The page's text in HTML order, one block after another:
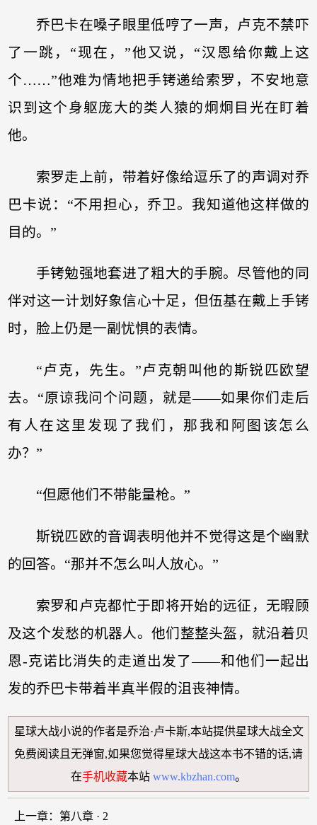
乔巴卡在嗓子眼里低哼了一声，卢克不禁吓
了一跳，“现在，”他又说，“汉恩给你戴上这
个……”他难为情地把手铐递给索罗，不安地意
识到这个身躯庞大的类人猿的炯炯目光在盯着
他。
索罗走上前，带着好像给逗乐了的声调对乔
巴卡说：“不用担心，乔卫。我知道他这样做的
目的。”
手铐勉强地套进了粗大的手腕。尽管他的同
伴对这一计划好象信心十足，但伍基在戴上手铐
时，脸上仍是一副忧惧的表情。
“卢克，先生。”卢克朝叫他的斯锐匹欧望
去。“原谅我问个问题，就是——如果你们走后
有人在这里发现了我们，那我和阿图该怎么
办？”
“但愿他们不带能量枪。”
斯锐匹欧的音调表明他并不觉得这是个幽默
的回答。“那并不怎么叫人放心。”
索罗和卢克都忙于即将开始的远征，无暇顾
及这个发愁的机器人。他们整整头盔，就沿着贝
恩-克诺比消失的走道出发了——和他们一起出
发的乔巴卡带着半真半假的沮丧神情。
星球大战小说的作者是乔治·卢卡斯,本站提供星球大战全文
免费阅读 且无弹窗,如果您觉得星球大战这本书不错的话,请
在手机收藏本站 www.kbzhan.com。
上一章： 第八章 · 2